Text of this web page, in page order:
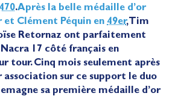
470.Après la belle médaille d’or
et Clément Péquin en 49er, Tim
Retornaz ont parfaitement
17 côté français en
tour. Cinq mois seulement après
association sur ce support le duo
sa première médaille d’or